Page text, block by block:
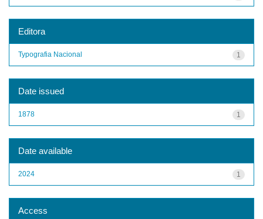
Editora
1
Typografia Nacional
Date issued
1
1878
Date available
1
2024
Access